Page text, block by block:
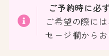
ご予約時に必
ご希望の際に
セージ欄からお